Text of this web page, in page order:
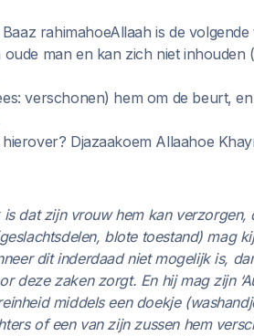
rahimahoeAllaah is de volgende
oude man en kan zich niet
verschonen) hem om de beurt,
Djazaakoem Allaahoe
dat zijn vrouw hem kan
blote toestand) mag
dit inderdaad niet mogelijk is,
deze zaken zorgt. En hij mag zijn
middels een doekje
of een van zijn zussen hem